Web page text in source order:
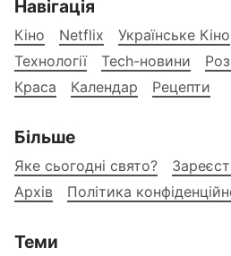
Навігація
Кіно Netflix Українське Кіно
Технології
Tech-новини
Краса
Календар Рецепти
Більше
Яке сьогодні свято?
Архів
Політика
Теми